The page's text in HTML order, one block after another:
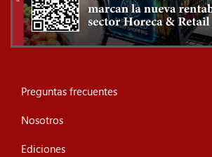
Preguntas frecuentes
Nosotros
Ediciones